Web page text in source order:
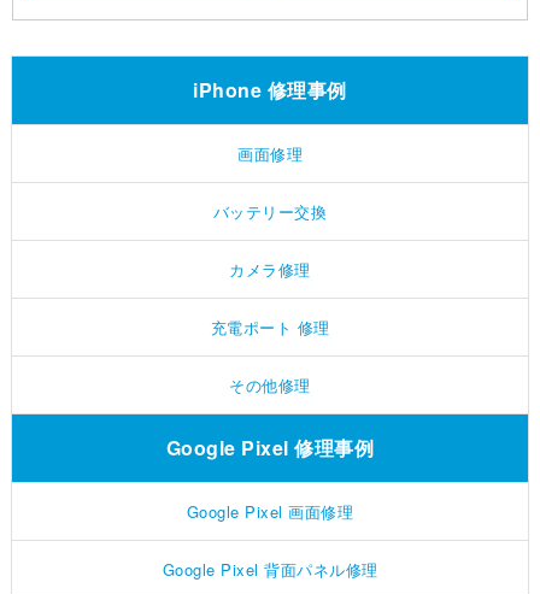
iPhone 修理事例
画面修理
バッテリー交換
カメラ修理
充電ポート 修理
その他修理
Google Pixel 修理事例
Google Pixel 画面修理
Google Pixel 背面パネル修理